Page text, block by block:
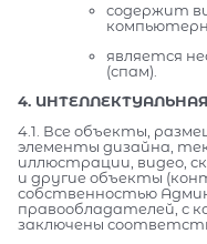
содержит
является
(спам).
4.
4.1. Все объекты,
элементы дизайна,
иллюстрации, видео,
и другие объекты
собственностью
правообладателей, с
заключены